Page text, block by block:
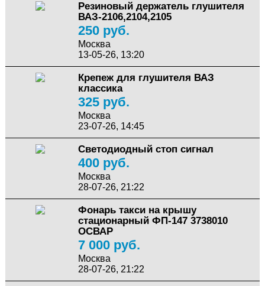
Резиновый держатель глушителя
ВАЗ-2106,2104,2105
250 руб.
Москва
13-05-26, 13:20
Крепеж для глушителя ВАЗ
классика
325 руб.
Москва
23-07-26, 14:45
Светодиодный стоп сигнал
400 руб.
Москва
28-07-26, 21:22
Фонарь такси на крышу
стационарный ФП-147 3738010
ОСВАР
7 000 руб.
Москва
28-07-26, 21:22